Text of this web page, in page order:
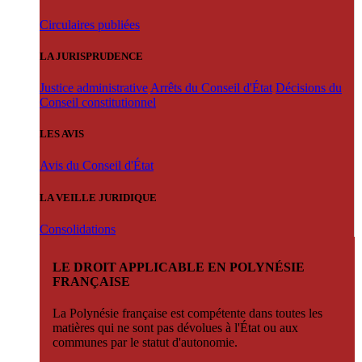
Circulaires publiées
LA JURISPRUDENCE
Justice administrative Arrêts du Conseil d'État Décisions du
Conseil constitutionnel
LES AVIS
Avis du Conseil d'État
LA VEILLE JURIDIQUE
Consolidations
LE DROIT APPLICABLE EN POLYNÉSIE
FRANÇAISE
La Polynésie française est compétente dans toutes les
matières qui ne sont pas dévolues à l'État ou aux
communes par le statut d'autonomie.